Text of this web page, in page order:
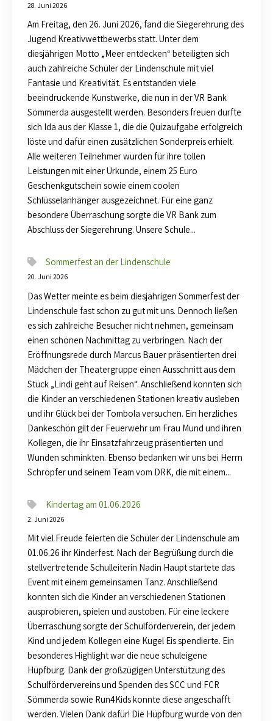
28. Juni 2026
Am Freitag, den 26. Juni 2026, fand die Siegerehrung des
Jugend Kreativwettbewerbs statt. Unter dem
diesjährigen Motto „Meer entdecken“ beteiligten sich
auch zahlreiche Schüler der Lindenschule mit viel
Fantasie und Kreativität. Es entstanden viele
beeindruckende Kunstwerke, die nun in der VR Bank
Sömmerda ausgestellt werden. Besonders freuen durfte
sich Ida aus der Klasse 1, die die Quizaufgabe erfolgreich
löste und dafür einen zusätzlichen Sonderpreis erhielt.
Alle weiteren Teilnehmer wurden für ihre tollen
Leistungen mit einer Urkunde, einem 25 Euro
Geschenkgutschein sowie einem coolen
Schlüsselanhänger ausgezeichnet. Für eine ganz
besondere Überraschung sorgte die VR Bank zum
Abschluss der Siegerehrung. Unsere Schule...
Sommerfest an der Lindenschule
20. Juni 2026
Das Wetter meinte es beim diesjährigen Sommerfest der
Lindenschule fast schon zu gut mit uns. Dennoch ließen
es sich zahlreiche Besucher nicht nehmen, gemeinsam
einen schönen Nachmittag zu verbringen. Nach der
Eröffnungsrede durch Marcus Bauer präsentierten drei
Mädchen der Theatergruppe einen Ausschnitt aus dem
Stück „Lindi geht auf Reisen“. Anschließend konnten sich
die Kinder an verschiedenen Stationen kreativ ausleben
und ihr Glück bei der Tombola versuchen. Ein herzliches
Dankeschön gilt der Feuerwehr um Frau Mund und ihren
Kollegen, die ihr Einsatzfahrzeug präsentierten und
Wunden schminkten. Ebenso bedanken wir uns bei Herrn
Schröpfer und seinem Team vom DRK, die mit einem...
Kindertag am 01.06.2026
2. Juni 2026
Mit viel Freude feierten die Schüler der Lindenschule am
01.06.26 ihr Kinderfest. Nach der Begrüßung durch die
stellvertretende Schulleiterin Nadin Haupt startete das
Event mit einem gemeinsamen Tanz. Anschließend
konnten sich die Kinder an verschiedenen Stationen
ausprobieren, spielen und austoben. Für eine leckere
Überraschung sorgte der Schulförderverein, der jedem
Kind und jedem Kollegen eine Kugel Eis spendierte. Ein
besonderes Highlight war die neue schuleigene
Hüpfburg. Dank der großzügigen Unterstützung des
Schulfördervereins und Spenden des SCC und FCR
Sömmerda sowie Run4Kids konnte diese angeschafft
werden. Vielen Dank dafür! Die Hüpfburg wurde von den